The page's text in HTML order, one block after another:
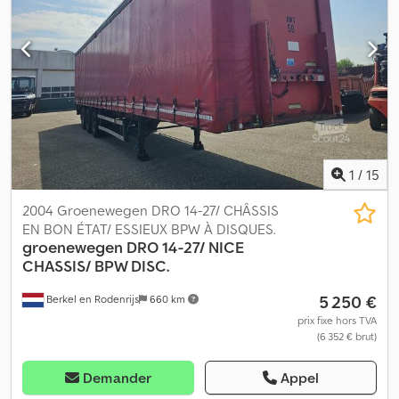
1 / 15
Berkel en Rodenrijs 660 km
2004 Groenewegen DRO 14-27/ CHÂSSIS
EN BON ÉTAT/ ESSIEUX BPW À DISQUES.
groenewegen DRO 14-27/ NICE
CHASSIS/ BPW DISC.
5 250 €
prix fixe hors TVA
(6 352 € brut)
Demander Appel